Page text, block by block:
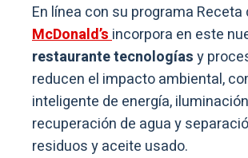
En línea con su programa Receta
McDonald’sincorpora en este
restaurante tecnologíasy
reducen el impacto ambiental,
inteligente de energía,
recuperación de agua y
residuos y aceite usado.